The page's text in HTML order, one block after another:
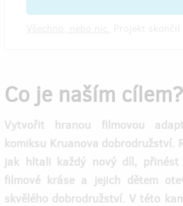
Co je naším cílem?
Vytvořit hranou filmovou
komiksu Kruanova dobrodružství.
jak hltali každý nový díl,
filmové kráse a jejich dětem
skvělého dobrodružství. V této